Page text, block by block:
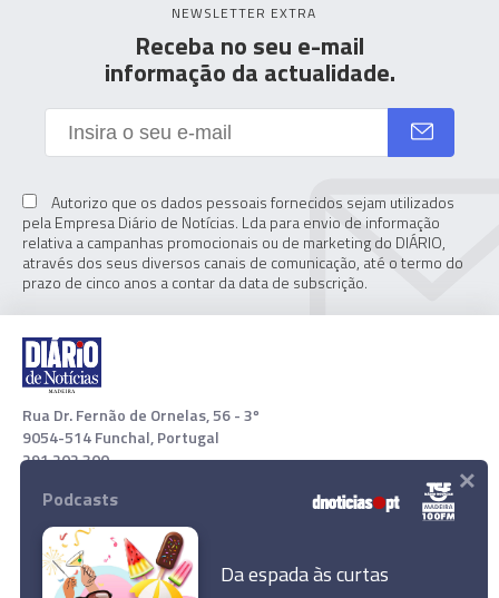
NEWSLETTER EXTRA
Receba no seu e-mail
informação da actualidade.
Autorizo que os dados pessoais fornecidos sejam utilizados
pela Empresa Diário de Notícias. Lda para envio de informação
relativa a campanhas promocionais ou de marketing do DIÁRIO,
através dos seus diversos canais de comunicação, até o termo do
prazo de cinco anos a contar da data de subscrição.
Rua Dr. Fernão de Ornelas, 56 - 3º
9054-514 Funchal, Portugal
291 202 300
Download App
Podcasts
Da espada às curtas
×